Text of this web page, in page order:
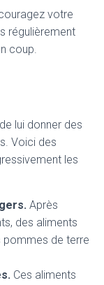
votre
régulièrement
coup.
lui donner des
Voici des
les
Après
des aliments
pommes de terre
Ces aliments